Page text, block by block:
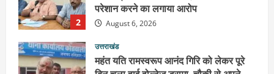
3
उत्तराखंड
महंत यति रामस्वरूप आनंद गिरि को लेकर पूरे
दिन चला हाई वोल्टेज ड्रामा, चौकी से अपने
साथ ले गए यति नरसिंहानंद गिरी